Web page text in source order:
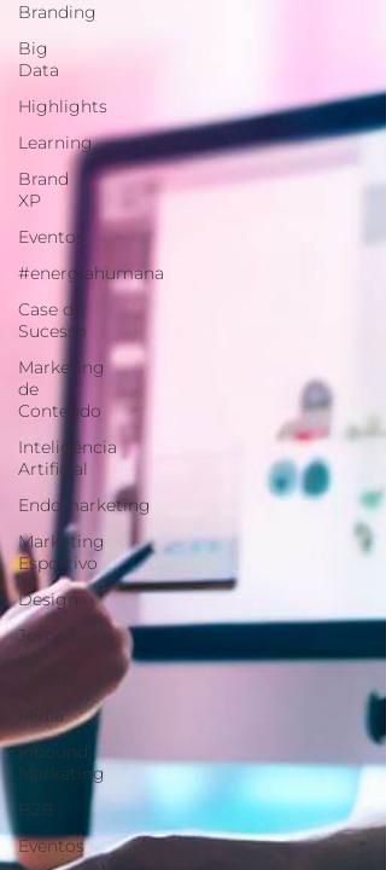
Branding
Big
Data
Highlights
Learning
Brand
XP
Eventos
#energiahumana
Case de
Sucesso
Marketing
de
Conteúdo
Inteligência
Artificial
Endomarketing
Marketing
Esportivo
Design
Jornada
do
Mídia
Inbound
Marketing
B2B
Eventos